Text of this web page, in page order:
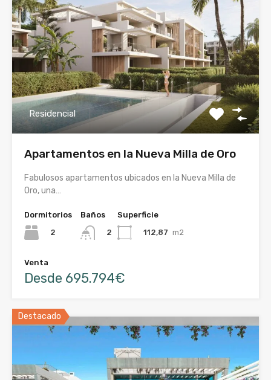
Residencial
Apartamentos en la Nueva Milla de Oro
Fabulosos apartamentos ubicados en la Nueva Milla de
Oro, una…
Dormitorios
2
Baños
2
Superficie
112,87 m2
Venta
Desde 695.794€
Destacado